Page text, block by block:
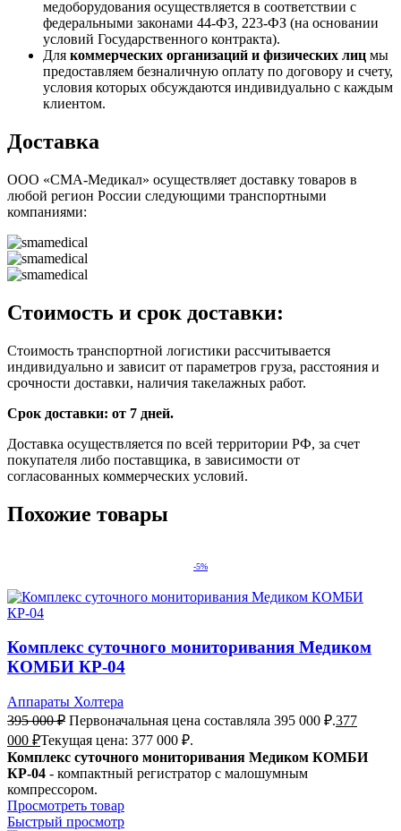
медоборудования осуществляется в соответствии с
федеральными законами 44-ФЗ, 223-ФЗ (на основании
условий Государственного контракта).
Для коммерческих организаций и физических лиц мы
предоставляем безналичную оплату по договору и счету,
условия которых обсуждаются индивидуально с каждым
клиентом.
Доставка
ООО «СМА-Медикал» осуществляет доставку товаров в
любой регион России следующими транспортными
компаниями:
Стоимость и срок доставки:
Стоимость транспортной логистики рассчитывается
индивидуально и зависит от параметров груза, расстояния и
срочности доставки, наличия такелажных работ.
Срок доставки: от 7 дней.
Доставка осуществляется по всей территории РФ, за счет
покупателя либо поставщика, в зависимости от
согласованных коммерческих условий.
Похожие товары
-5%
Комплекс суточного мониторивания Медиком
КОМБИ КР-04
Аппараты Холтера
395 000₽ Первоначальная цена составляла 395 000 ₽.377
000 ₽Текущая цена: 377 000 ₽.
Комплекс суточного мониторивания Медиком КОМБИ
КР-04 - компактный регистратор с малошумным
компрессором.
Просмотреть товар
Быстрый просмотр